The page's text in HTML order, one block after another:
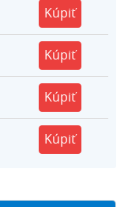
Kúpiť
Kúpiť
Kúpiť
Kúpiť